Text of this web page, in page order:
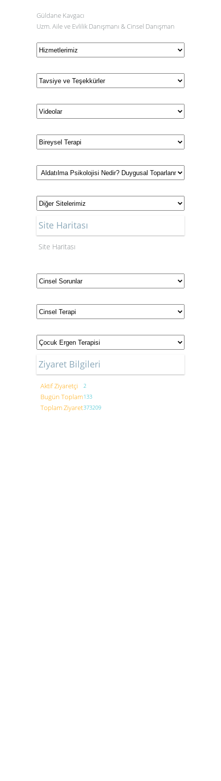
Güldane Kavgacı
Uzm. Aile ve Evlilik Danışmanı & Cinsel Danışman
Site Haritası
Site Haritası
Ziyaret Bilgileri
Aktif Ziyaretçi 2
Bugün Toplam133
Toplam Ziyaret373209